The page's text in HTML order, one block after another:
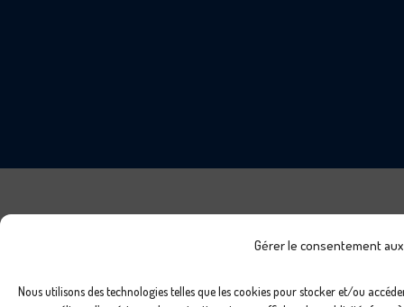
Gérer le consentement
Nous utilisons des technologies telles que les cookies pour stocker et/ou